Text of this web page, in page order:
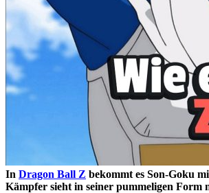
In Dragon Ball Z bekommt es Son-Goku
Kämpfer sieht in seiner pummeligen Form